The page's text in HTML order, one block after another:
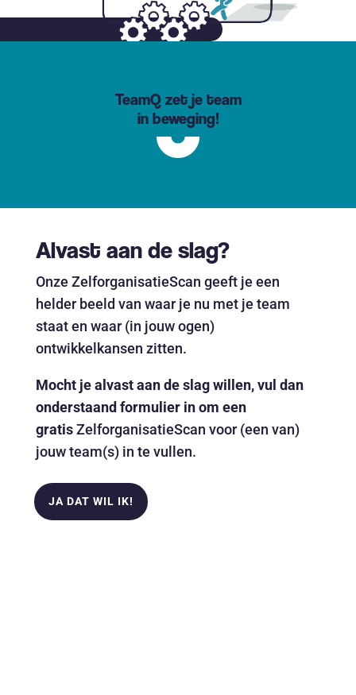
TeamQ zet je team
in beweging!
Alvast aan de slag?
Onze ZelforganisatieScan geeft je een
helder beeld van waar je nu met je team
staat en waar (in jouw ogen)
ontwikkelkansen zitten.
Mocht je alvast aan de slag willen, vul dan
onderstaand formulier in om een
gratisZelforganisatieScan voor (een van)
jouw team(s) in te vullen.
JA DAT WIL IK!